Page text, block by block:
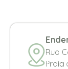
Rua
Praia